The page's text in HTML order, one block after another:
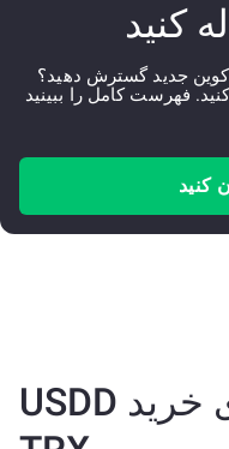
کنید
کوین جدید گسترش دهید؟
فهرست کامل را ببینید
کنید
سایر گزینه های خرید USDD